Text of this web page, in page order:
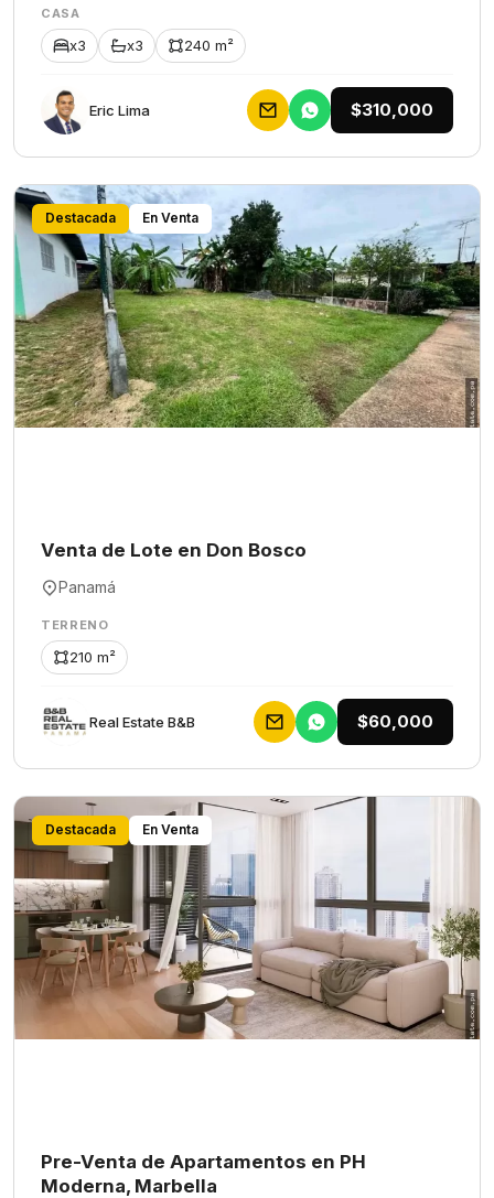
CASA
x3 x3 240 m²
Eric Lima $310,000
Destacada En Venta
Venta de Lote en Don Bosco
Panamá
TERRENO
210 m²
Rеаl Еstаtе В&В $60,000
Destacada En Venta
Pre-Venta de Apartamentos en PH
Moderna, Marbella